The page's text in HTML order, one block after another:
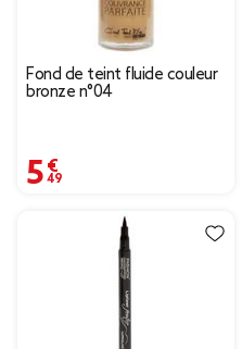
Fond de teint fluide couleur
bronze n°04
5,49 €